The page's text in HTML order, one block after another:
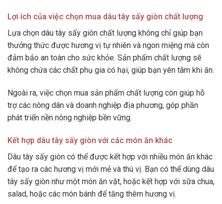
Lợi ích của việc chọn mua dâu tây sấy giòn chất lượng
Lựa chọn dâu tây sấy giòn chất lượng không chỉ giúp bạn
thưởng thức được hương vị tự nhiên và ngon miệng mà còn
đảm bảo an toàn cho sức khỏe. Sản phẩm chất lượng sẽ
không chứa các chất phụ gia có hại, giúp bạn yên tâm khi ăn.
Ngoài ra, việc chọn mua sản phẩm chất lượng còn giúp hỗ
trợ các nông dân và doanh nghiệp địa phương, góp phần
phát triển nền nông nghiệp bền vững.
Kết hợp dâu tây sấy giòn với các món ăn khác
Dâu tây sấy giòn có thể được kết hợp với nhiều món ăn khác
để tạo ra các hương vị mới mẻ và thú vị. Bạn có thể dùng dâu
tây sấy giòn như một món ăn vặt, hoặc kết hợp với sữa chua,
salad, hoặc các món bánh để tăng thêm hương vị.